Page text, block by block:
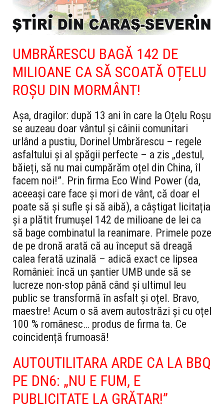
UMBRĂRESCU BAGĂ 142 DE
MILIOANE CA SĂ SCOATĂ OȚELU
ROȘU DIN MORMÂNT!
Așa, dragilor: după 13 ani în care la Oțelu Roșu
se auzeau doar vântul și câinii comunitari
urlând a pustiu, Dorinel Umbrărescu – regele
asfaltului și al șpăgii perfecte – a zis „destul,
băieți, să nu mai cumpărăm oțel din China, îl
facem noi!”. Prin firma Eco Wind Power (da,
aceeași care face și mori de vânt, că doar el
poate să și sufle și să aibă), a câștigat licitația
și a plătit frumușel 142 de milioane de lei ca
să bage combinatul la reanimare. Primele poze
de pe dronă arată că au început să dreagă
calea ferată uzinală – adică exact ce lipsea
României: încă un șantier UMB unde să se
lucreze non-stop până când și ultimul leu
public se transformă în asfalt și oțel. Bravo,
maestre! Acum o să avem autostrăzi și cu oțel
100 % românesc… produs de firma ta. Ce
coincidență frumoasă!
AUTOUTILITARA ARDE CA LA BBQ
PE DN6: „NU E FUM, E
PUBLICITATE LA GRĂTAR!”